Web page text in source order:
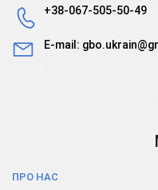
+38-067-505-50-49
E-mail:
ПРО НАС